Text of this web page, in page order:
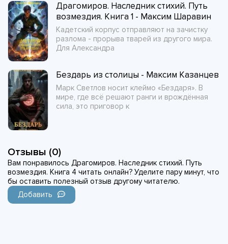
Драгомиров. Наследник стихий. Путь
возмездия. Книга 1 - Максим Шаравин
Кадетский корпус отправляют на зачистку
разлома - прорыва тварей из другого мира.
Для Александра
Бездарь из столицы - Максим Казанцев
Марк Светлов носит клеймо «Бездаря». В
мире, где всё решают ранги и врождённая
сила, это приговор к
Отзывы (0)
Вам понравилось Драгомиров. Наследник стихий. Путь
возмездия. Книга 4 читать онлайн? Уделите пару минут, что
бы оставить полезный отзыв другому читателю.
Добавить